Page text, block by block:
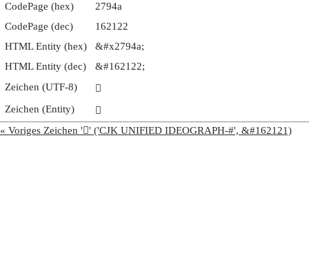
CodePage (hex)
2794a
CodePage (dec)
162122
HTML Entity (hex)
&#x2794a;
HTML Entity (dec)
&#162122;
Zeichen (UTF-8)
𧥊
Zeichen (Entity)
𧥊
« Voriges Zeichen '𧥉' ('CJK UNIFIED IDEOGRAPH-#', &#162121)